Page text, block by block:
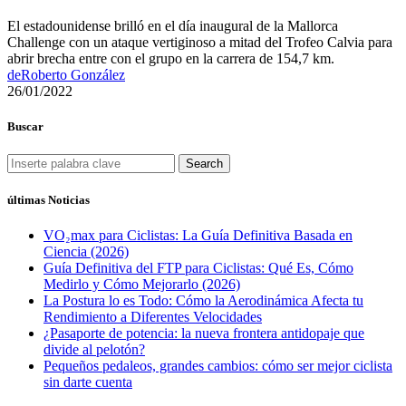
El estadounidense brilló en el día inaugural de la Mallorca
Challenge con un ataque vertiginoso a mitad del Trofeo Calvia para
abrir brecha entre con el grupo en la carrera de 154,7 km.
deRoberto González
26/01/2022
Buscar
Search
últimas Noticias
VO₂max para Ciclistas: La Guía Definitiva Basada en
Ciencia (2026)
Guía Definitiva del FTP para Ciclistas: Qué Es, Cómo
Medirlo y Cómo Mejorarlo (2026)
La Postura lo es Todo: Cómo la Aerodinámica Afecta tu
Rendimiento a Diferentes Velocidades
¿Pasaporte de potencia: la nueva frontera antidopaje que
divide al pelotón?
Pequeños pedaleos, grandes cambios: cómo ser mejor ciclista
sin darte cuenta